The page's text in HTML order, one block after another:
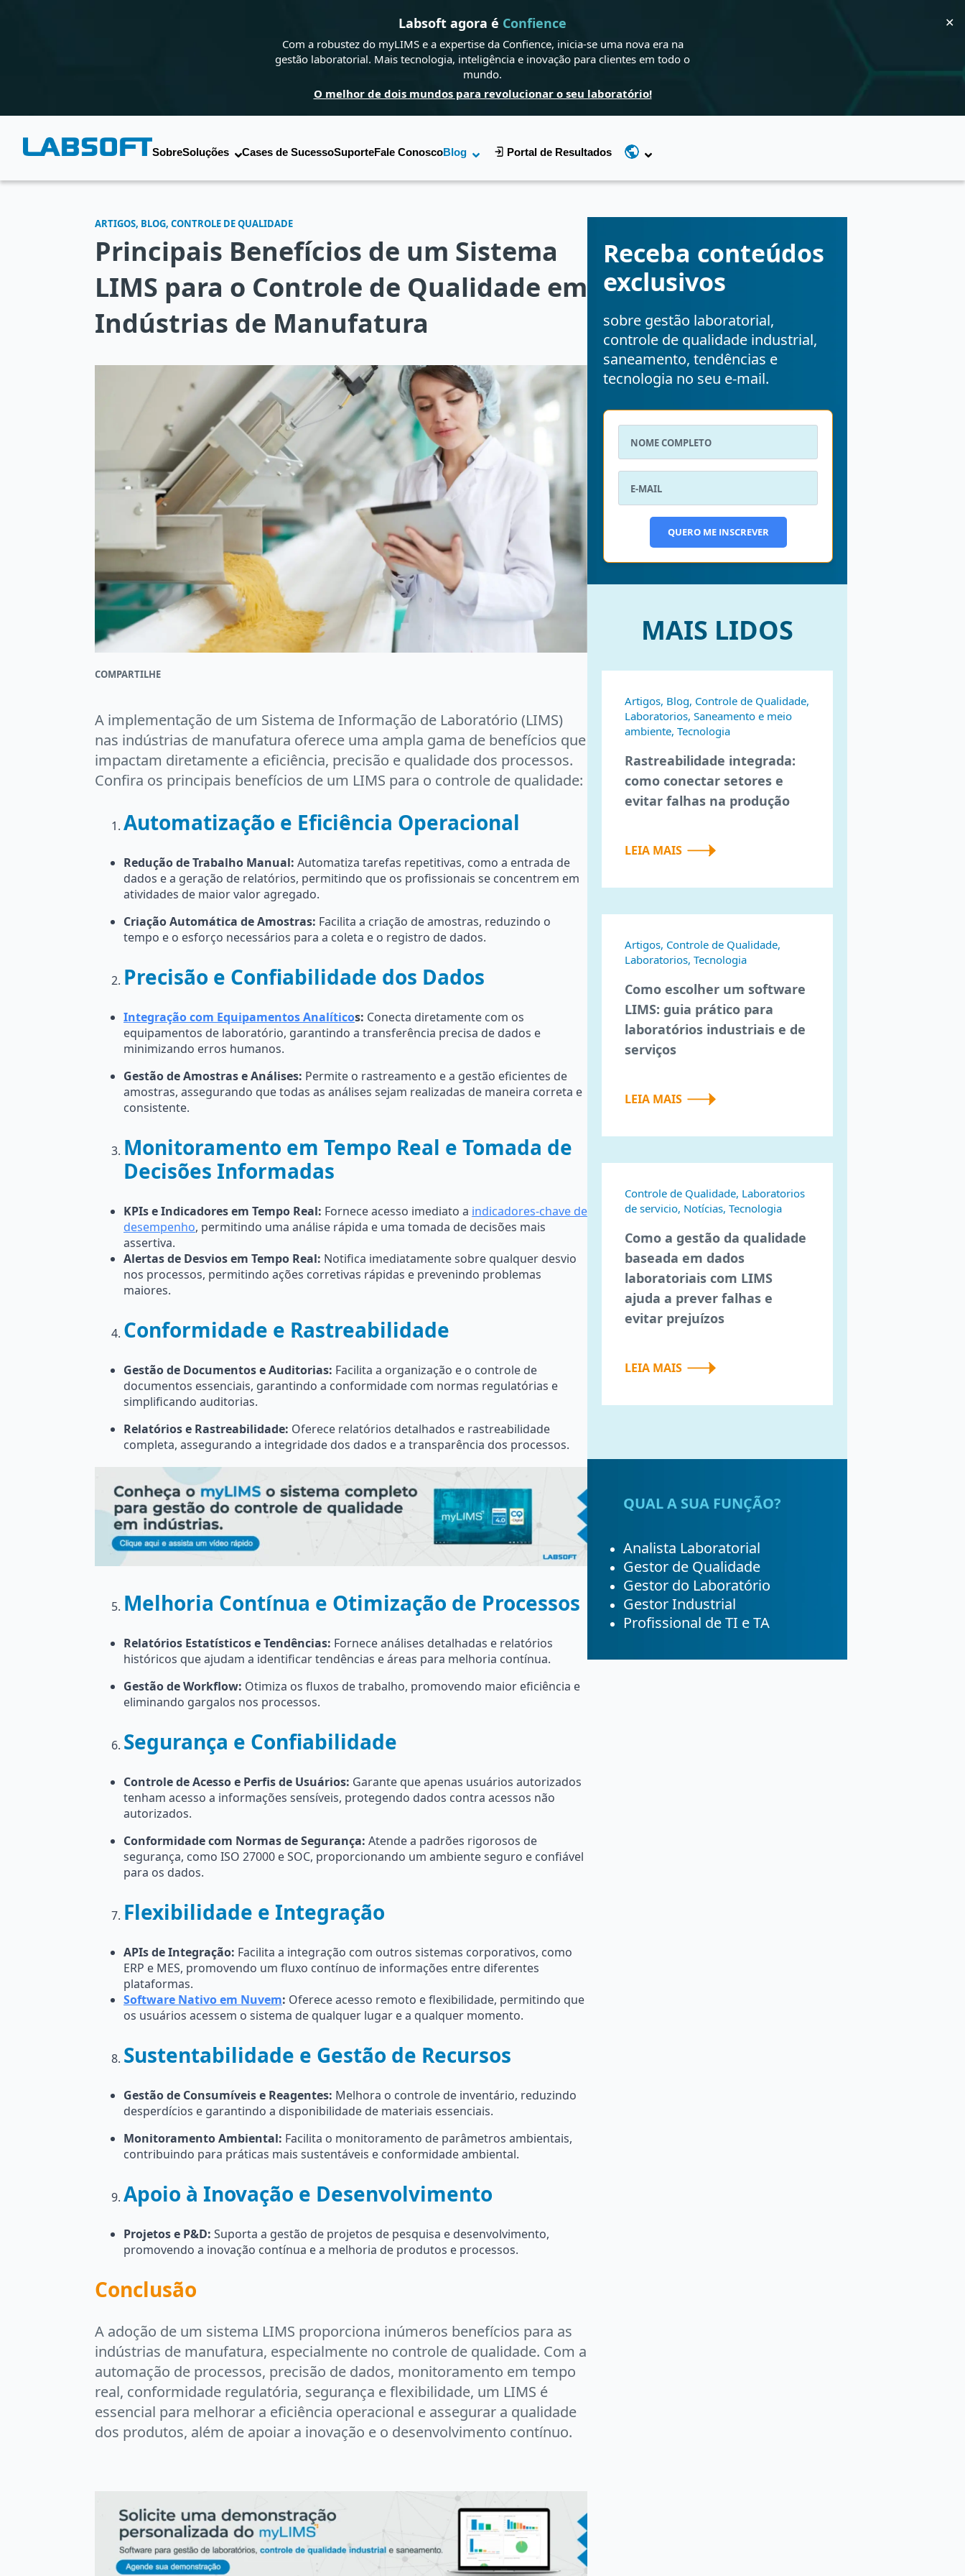
Labsoft agora é Confience
Com a robustez do myLIMS e a expertise da Confience, inicia-se uma nova era na
gestão laboratorial. Mais tecnologia, inteligência e inovação para clientes em todo o
mundo.
O melhor de dois mundos para revolucionar o seu laboratório!
✕
SobreSoluções Cases de SucessoSuporteFale ConoscoBlog Portal de Resultados
ARTIGOS, BLOG, CONTROLE DE QUALIDADE
Principais Benefícios de um Sistema
LIMS para o Controle de Qualidade em
Indústrias de Manufatura
COMPARTILHE
A implementação de um Sistema de Informação de Laboratório (LIMS)
nas indústrias de manufatura oferece uma ampla gama de benefícios que
impactam diretamente a eficiência, precisão e qualidade dos processos.
Confira os principais benefícios de um LIMS para o controle de qualidade:
Automatização e Eficiência Operacional
Redução de Trabalho Manual: Automatiza tarefas repetitivas, como a entrada de
dados e a geração de relatórios, permitindo que os profissionais se concentrem em
atividades de maior valor agregado.
Criação Automática de Amostras: Facilita a criação de amostras, reduzindo o
tempo e o esforço necessários para a coleta e o registro de dados.
Precisão e Confiabilidade dos Dados
Integração com Equipamentos Analíticos: Conecta diretamente com os
equipamentos de laboratório, garantindo a transferência precisa de dados e
minimizando erros humanos.
Gestão de Amostras e Análises: Permite o rastreamento e a gestão eficientes de
amostras, assegurando que todas as análises sejam realizadas de maneira correta e
consistente.
Monitoramento em Tempo Real e Tomada de
Decisões Informadas
KPIs e Indicadores em Tempo Real: Fornece acesso imediato a indicadores-chave de
desempenho, permitindo uma análise rápida e uma tomada de decisões mais
assertiva.
Alertas de Desvios em Tempo Real: Notifica imediatamente sobre qualquer desvio
nos processos, permitindo ações corretivas rápidas e prevenindo problemas
maiores.
Conformidade e Rastreabilidade
Gestão de Documentos e Auditorias: Facilita a organização e o controle de
documentos essenciais, garantindo a conformidade com normas regulatórias e
simplificando auditorias.
Relatórios e Rastreabilidade: Oferece relatórios detalhados e rastreabilidade
completa, assegurando a integridade dos dados e a transparência dos processos.
Melhoria Contínua e Otimização de Processos
Relatórios Estatísticos e Tendências: Fornece análises detalhadas e relatórios
históricos que ajudam a identificar tendências e áreas para melhoria contínua.
Gestão de Workflow: Otimiza os fluxos de trabalho, promovendo maior eficiência e
eliminando gargalos nos processos.
Segurança e Confiabilidade
Controle de Acesso e Perfis de Usuários: Garante que apenas usuários autorizados
tenham acesso a informações sensíveis, protegendo dados contra acessos não
autorizados.
Conformidade com Normas de Segurança: Atende a padrões rigorosos de
segurança, como ISO 27000 e SOC, proporcionando um ambiente seguro e confiável
para os dados.
Flexibilidade e Integração
APIs de Integração: Facilita a integração com outros sistemas corporativos, como
ERP e MES, promovendo um fluxo contínuo de informações entre diferentes
plataformas.
Software Nativo em Nuvem: Oferece acesso remoto e flexibilidade, permitindo que
os usuários acessem o sistema de qualquer lugar e a qualquer momento.
Sustentabilidade e Gestão de Recursos
Gestão de Consumíveis e Reagentes: Melhora o controle de inventário, reduzindo
desperdícios e garantindo a disponibilidade de materiais essenciais.
Monitoramento Ambiental: Facilita o monitoramento de parâmetros ambientais,
contribuindo para práticas mais sustentáveis e conformidade ambiental.
Apoio à Inovação e Desenvolvimento
Projetos e P&D: Suporta a gestão de projetos de pesquisa e desenvolvimento,
promovendo a inovação contínua e a melhoria de produtos e processos.
Conclusão
A adoção de um sistema LIMS proporciona inúmeros benefícios para as
indústrias de manufatura, especialmente no controle de qualidade. Com a
automação de processos, precisão de dados, monitoramento em tempo
real, conformidade regulatória, segurança e flexibilidade, um LIMS é
essencial para melhorar a eficiência operacional e assegurar a qualidade
dos produtos, além de apoiar a inovação e o desenvolvimento contínuo.
Receba conteúdos
exclusivos
sobre gestão laboratorial,
controle de qualidade industrial,
saneamento, tendências e
tecnologia no seu e-mail.
QUERO ME INSCREVER
MAIS LIDOS
Artigos, Blog, Controle de Qualidade,
Laboratorios, Saneamento e meio
ambiente, Tecnologia
Rastreabilidade integrada:
como conectar setores e
evitar falhas na produção
LEIA MAIS
Artigos, Controle de Qualidade,
Laboratorios, Tecnologia
Como escolher um software
LIMS: guia prático para
laboratórios industriais e de
serviços
LEIA MAIS
Controle de Qualidade, Laboratorios
de servicio, Notícias, Tecnologia
Como a gestão da qualidade
baseada em dados
laboratoriais com LIMS
ajuda a prever falhas e
evitar prejuízos
LEIA MAIS
QUAL A SUA FUNÇÃO?
Analista Laboratorial
Gestor de Qualidade
Gestor do Laboratório
Gestor Industrial
Profissional de TI e TA